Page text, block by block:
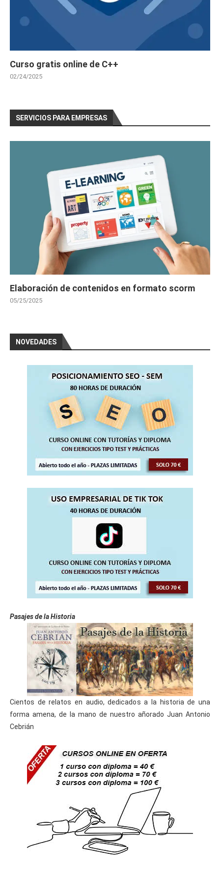
Curso gratis online de C++
02/24/2025
SERVICIOS PARA EMPRESAS
Elaboración de contenidos en formato scorm
05/25/2025
NOVEDADES
Pasajes de la Historia
Cientos de relatos en audio, dedicados a la historia de una
forma amena, de la mano de nuestro añorado Juan Antonio
Cebrián